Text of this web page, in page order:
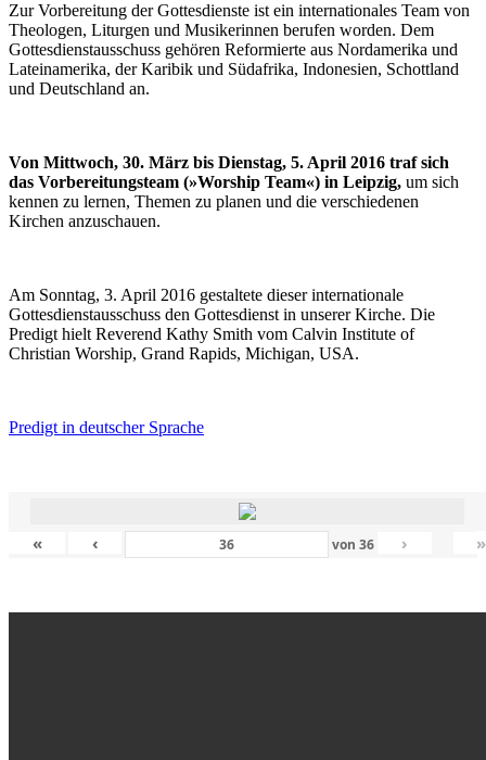
Zur Vorbereitung der Gottesdienste ist ein internationales Team von
Theologen, Liturgen und Musikerinnen berufen worden. Dem
Gottesdienstausschuss gehören Reformierte aus Nordamerika und
Lateinamerika, der Karibik und Südafrika, Indonesien, Schottland
und Deutschland an.
Von Mittwoch, 30. März bis Dienstag, 5. April 2016 traf sich
das Vorbereitungsteam (»Worship Team«) in Leipzig, um sich
kennen zu lernen, Themen zu planen und die verschiedenen
Kirchen anzuschauen.
Am Sonntag, 3. April 2016 gestaltete dieser internationale
Gottesdienstausschuss den Gottesdienst in unserer Kirche. Die
Predigt hielt Reverend Kathy Smith vom Calvin Institute of
Christian Worship, Grand Rapids, Michigan, USA.
Predigt in deutscher Sprache
« ‹ von36 › »